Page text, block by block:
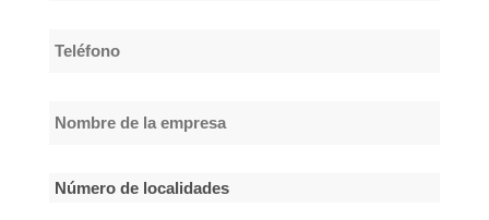
Teléfono
Nombre
Número